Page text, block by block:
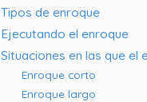
Tipos de enroque
Ejecutando el enroque
Situaciones en las que el
Enroque corto
Enroque largo